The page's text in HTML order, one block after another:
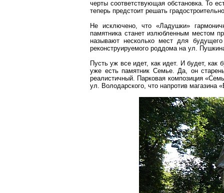
черты соответствующая обстановка. То
теперь предстоит решать
Не исключено, что «Ладушки»
памятника станет излюбленным местом
называют несколько мест для
реконструируемого роддома на ул.
Пусть уж все идет, как идет. И будет,
уже есть памятник Семье. Да, он
реалистичный. Парковая композиция
ул. Володарского, что напротив магазина